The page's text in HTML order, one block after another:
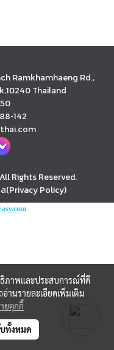
Ramkhamhaeng Rd.,
Thailand
142
Rights Reserved.
(Privacy Policy)
ธิภาพและประสบการณ์ที่ดี
านรายละเอียดเพิ่มเติม
ยคุกกี้
ทั้งหมด